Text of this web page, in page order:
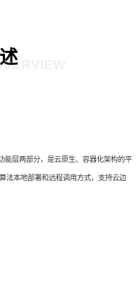
能层两部分，是云原生、容器化架构的平
法本地部署和远程调用方式，支持云边